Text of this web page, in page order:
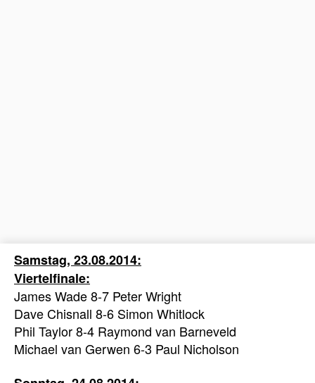
Samstag, 23.08.2014:
Viertelfinale:
James Wade 8-7 Peter Wright
Dave Chisnall 8-6 Simon Whitlock
Phil Taylor 8-4 Raymond van Barneveld
Michael van Gerwen 6-3 Paul Nicholson